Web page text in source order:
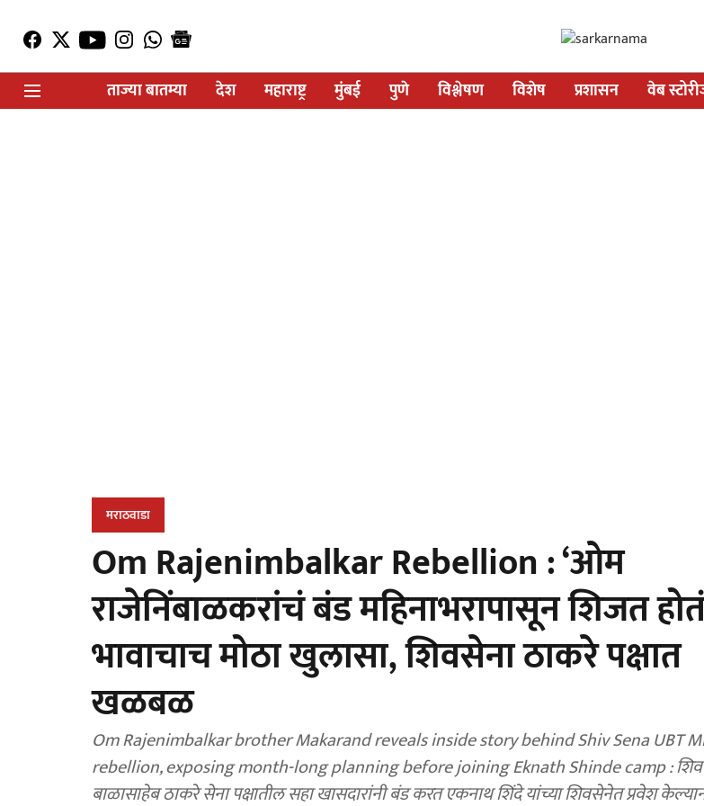
ताज्या बातम्या
देश महाराष्ट्र मुंबई पुणे विश्लेषण विशेष प्रशासन वेब
मराठवाडा
Om Rajenimbalkar Rebellion : ‘ओम
राजेनिंबाळकरांचं बंड महिनाभरापासून शिजत
भावाचाच मोठा खुलासा, शिवसेना ठाकरे पक्षात
खळबळ
Om Rajenimbalkar brother Makarand reveals inside story behind Shiv Sena UBT
rebellion, exposing month-long planning before joining Eknath Shinde camp :
बाळासाहेब ठाकरे सेना पक्षातील सहा खासदारांनी बंड करत एकनाथ शिंदे यांच्या शिवसेनेत प्रवेश